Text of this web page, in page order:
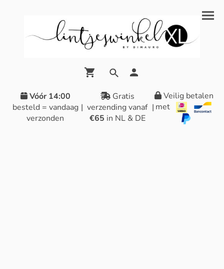
Vóór 14:00
besteld = vandaag
verzonden
|
Gratis
verzending vanaf
€65 in NL & DE
|
Veilig betalen
met